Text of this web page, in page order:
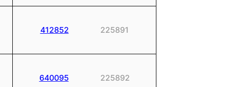
412852 225891
640095 225892